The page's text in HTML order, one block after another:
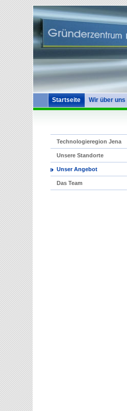
Startseite Wir über uns
Technologieregion Jena
Unsere Standorte
Unser Angebot
Das Team